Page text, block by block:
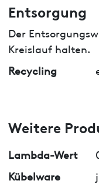
Entsorgung
Der
Kreislauf halten.
Recycling
Weitere
Lambda-Wert
Kübelware